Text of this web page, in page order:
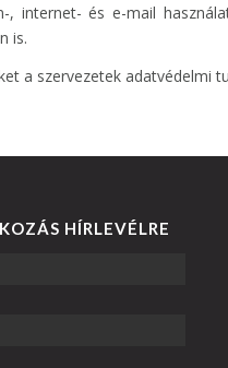
, internet- és e-mail
is.
a szervezetek adatvédelmi
HÍRLEVÉLRE